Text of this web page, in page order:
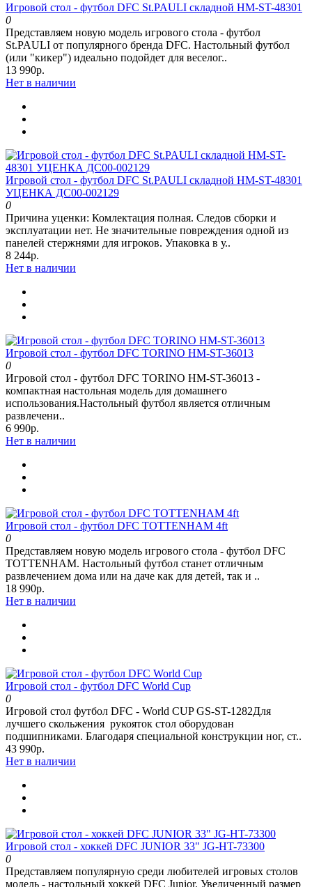
Игровой стол - футбол DFC St.PAULI складной HM-ST-48301
0
Представляем новую модель игрового стола - футбол
St.PAULI от популярного бренда DFC. Настольный футбол
(или "кикер") идеально подойдет для веселог..
13 990р.
Нет в наличии
Игровой стол - футбол DFC St.PAULI складной HM-ST-48301
УЦЕНКА ДС00-002129
0
Причина уценки: Комлектация полная. Следов сборки и
эксплуатации нет. Не значительные повреждения одной из
панелей стержнями для игроков. Упаковка в у..
8 244р.
Нет в наличии
Игровой стол - футбол DFC TORINO HM-ST-36013
0
Игровой стол - футбол DFC TORINO HM-ST-36013 -
компактная настольная модель для домашнего
использования.Настольный футбол является отличным
развлечени..
6 990р.
Нет в наличии
Игровой стол - футбол DFC TOTTENHAM 4ft
0
Представляем новую модель игрового стола - футбол DFC
TOTTENHAM. Настольный футбол станет отличным
развлечением дома или на даче как для детей, так и ..
18 990р.
Нет в наличии
Игровой стол - футбол DFC World Cup
0
Игровой стол футбол DFC - World CUP GS-ST-1282Для
лучшего скольжения рукояток стол оборудован
подшипниками. Благодаря специальной конструкции ног, ст..
43 990р.
Нет в наличии
Игровой стол - хоккей DFC JUNIOR 33" JG-HT-73300
0
Представляем популярную среди любителей игровых столов
модель - настольный хоккей DFC Junior. Увеличенный размер